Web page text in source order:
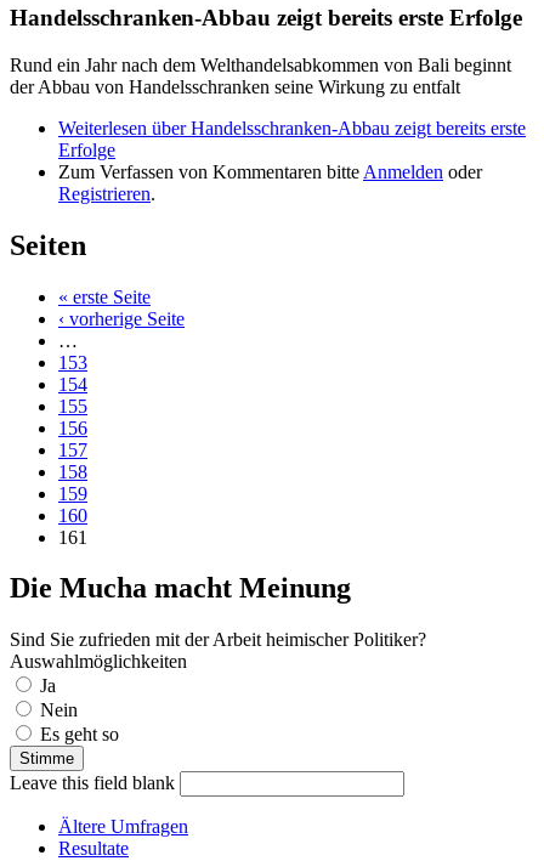
Handelsschranken-Abbau zeigt bereits erste Erfolge
Rund ein Jahr nach dem Welthandelsabkommen von Bali beginnt
der Abbau von Handelsschranken seine Wirkung zu entfalt
Weiterlesen über Handelsschranken-Abbau zeigt bereits erste
Erfolge
Zum Verfassen von Kommentaren bitte Anmelden oder
Registrieren.
Seiten
« erste Seite
‹ vorherige Seite
…
153
154
155
156
157
158
159
160
161
Die Mucha macht Meinung
Sind Sie zufrieden mit der Arbeit heimischer Politiker?
Auswahlmöglichkeiten
Ja
Nein
Es geht so
Leave this field blank
Ältere Umfragen
Resultate